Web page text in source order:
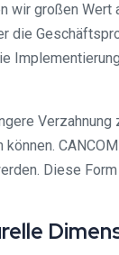
wir großen
die
Diese